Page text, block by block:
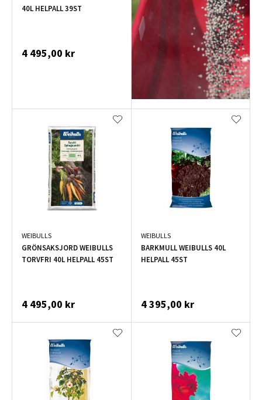
40L HELPALL 39ST
4 495,00 kr
WEIBULLS
GRÖNSAKSJORD WEIBULLS
TORVFRI 40L HELPALL 45ST
4 495,00 kr
WEIBULLS
BARKMULL WEIBULLS 40L
HELPALL 45ST
4 395,00 kr